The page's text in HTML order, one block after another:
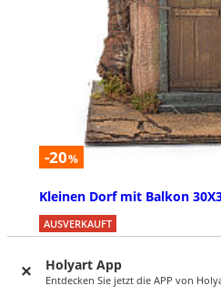
Holyart App
Entdecken Sie jetzt die APP von
-20%
Kleinen Dorf mit Balkon
AUSVERKAUFT
€ 78,90 € 99,00